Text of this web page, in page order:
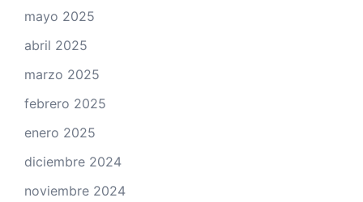
mayo 2025
abril 2025
marzo 2025
febrero 2025
enero 2025
diciembre 2024
noviembre 2024